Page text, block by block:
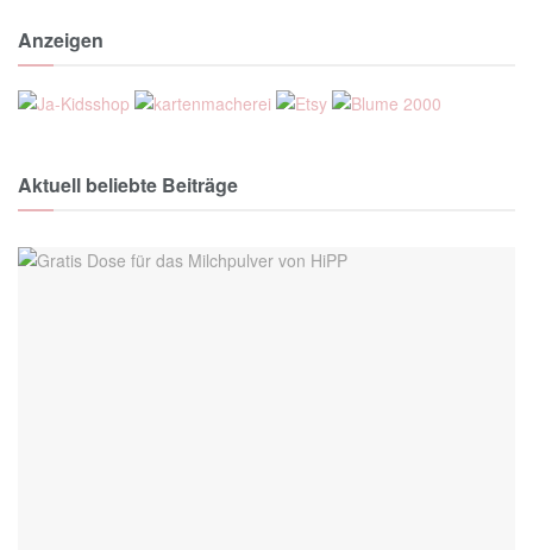
Anzeigen
Aktuell beliebte Beiträge